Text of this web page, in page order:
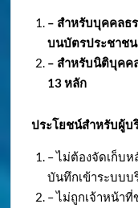
– สำหรับบุคคลธ
บนบัตรประชาชน
– สำหรับนิติบุคค
13 หลัก
ประโยชน์สำหรับผู้บ
– ไม่ต้องจัดเก็บ
บันทึกเข้าระบบบ
– ไม่ถูกเจ้าหน้า